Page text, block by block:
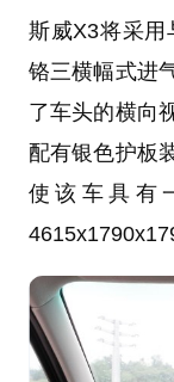
斯威X3将采用
铬三横幅式进
了车头的横向
配有银色护板
使该车具有